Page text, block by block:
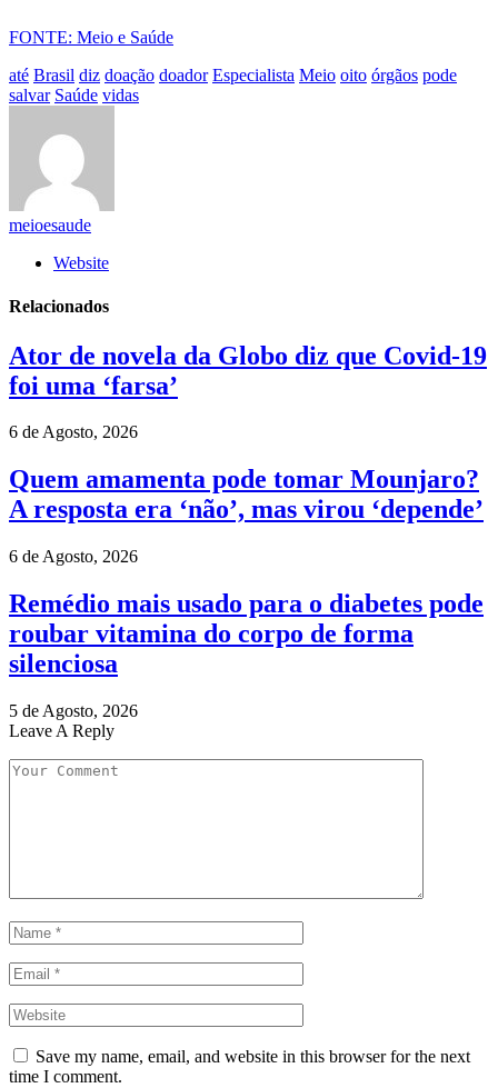
FONTE: Meio e Saúde
até Brasil diz doação doador Especialista Meio oito órgãos pode
salvar Saúde vidas
meioesaude
Website
Relacionados
Ator de novela da Globo diz que Covid-19
foi uma ‘farsa’
6 de Agosto, 2026
Quem amamenta pode tomar Mounjaro?
A resposta era ‘não’, mas virou ‘depende’
6 de Agosto, 2026
Remédio mais usado para o diabetes pode
roubar vitamina do corpo de forma
silenciosa
5 de Agosto, 2026
Leave A Reply
Save my name, email, and website in this browser for the next
time I comment.